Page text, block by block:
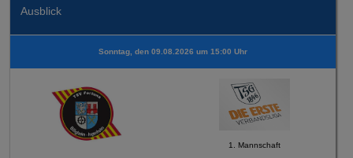
Ausblick
Sonntag, den 09.08.2026 um 15:00 Uhr
1. Mannschaft